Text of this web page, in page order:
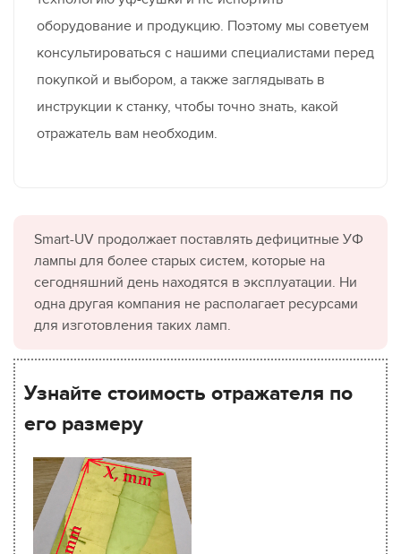
оборудование и продукцию. Поэтому мы советуем
консультироваться с нашими специалистами перед
покупкой и выбором, а также заглядывать в
инструкции к станку, чтобы точно знать, какой
отражатель вам необходим.
Smart-UV продолжает поставлять дефицитные УФ
лампы для более старых систем, которые на
сегодняшний день находятся в эксплуатации. Ни
одна другая компания не располагает ресурсами
для изготовления таких ламп.
Узнайте стоимость отражателя по
его размеру